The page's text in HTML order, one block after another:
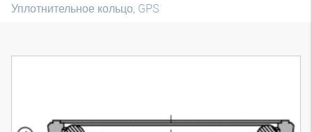
Уплотнительное кольцо, GPS